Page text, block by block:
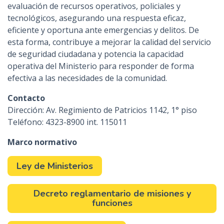
evaluación de recursos operativos, policiales y
tecnológicos, asegurando una respuesta eficaz,
eficiente y oportuna ante emergencias y delitos. De
esta forma, contribuye a mejorar la calidad del servicio
de seguridad ciudadana y potencia la capacidad
operativa del Ministerio para responder de forma
efectiva a las necesidades de la comunidad.
Contacto
Dirección: Av. Regimiento de Patricios 1142, 1° piso
Teléfono: 4323-8900 int. 115011
Marco normativo
Ley de Ministerios
Decreto reglamentario de misiones y
funciones